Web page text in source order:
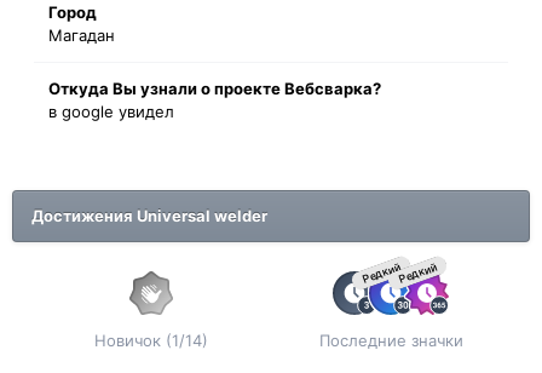
Город
Магадан
Oткyдa Вы узнaли o проекте Вебсварка?
в google увидел
Достижения Universal welder
Новичок (1/14)
РедкийРедкий
Последние значки